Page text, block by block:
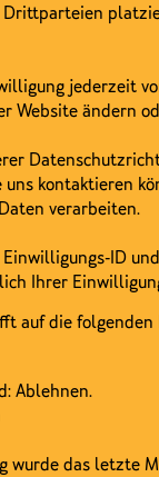
Drittparteien
jederzeit
Website ändern
uns kontaktieren
verarbeiten.
ID
Ihrer
auf die folgenden
Ablehnen.
wurde das letzte